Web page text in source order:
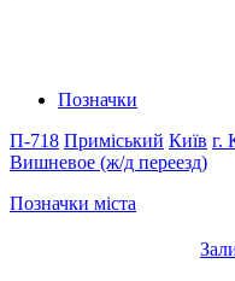
Позначки
П-718 Приміський Київ г.
Вишневое (ж/д переезд)
Позначки міста